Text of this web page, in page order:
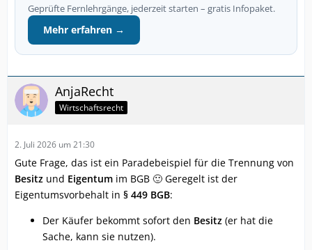
Geprüfte Fernlehrgänge, jederzeit starten – gratis Infopaket.
Mehr erfahren →
AnjaRecht
Wirtschaftsrecht
2. Juli 2026 um 21:30
Gute Frage, das ist ein Paradebeispiel für die Trennung von
Besitz und Eigentum im BGB 🙂 Geregelt ist der
Eigentumsvorbehalt in § 449 BGB:
Der Käufer bekommt sofort den Besitz (er hat die
Sache, kann sie nutzen).